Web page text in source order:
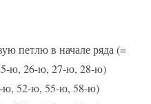
петлю в начале ряда (=
ю, 26-ю, 27-ю, 28-ю)
ю, 52-ю, 55-ю, 58-ю)